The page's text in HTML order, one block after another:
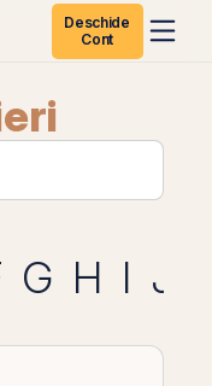
Deschide
Cont
G H I J